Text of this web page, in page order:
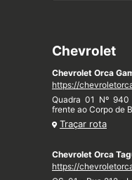
Chevrolet
Chevrolet Orca
https://
Quadra 01 Nº
frente ao Corpo de
Traçar rota
Chevrolet Orca
https://